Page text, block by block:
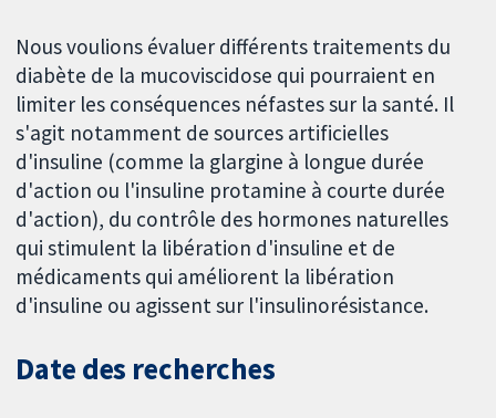
Nous voulions évaluer différents traitements du
diabète de la mucoviscidose qui pourraient en
limiter les conséquences néfastes sur la santé. Il
s'agit notamment de sources artificielles
d'insuline (comme la glargine à longue durée
d'action ou l'insuline protamine à courte durée
d'action), du contrôle des hormones naturelles
qui stimulent la libération d'insuline et de
médicaments qui améliorent la libération
d'insuline ou agissent sur l'insulinorésistance.
Date des recherches